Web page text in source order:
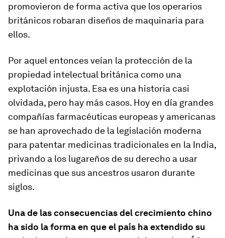
promovieron de forma activa que los operarios
británicos robaran diseños de maquinaria para
ellos.
Por aquel entonces veían la protección de la
propiedad intelectual británica como una
explotación injusta. Esa es una historia casi
olvidada, pero hay más casos. Hoy en día grandes
compañías farmacéuticas europeas y americanas
se han aprovechado de la legislación moderna
para patentar medicinas tradicionales en la India,
privando a los lugareños de su derecho a usar
medicinas que sus ancestros usaron durante
siglos.
Una de las consecuencias del crecimiento chino
ha sido la forma en que el país ha extendido su